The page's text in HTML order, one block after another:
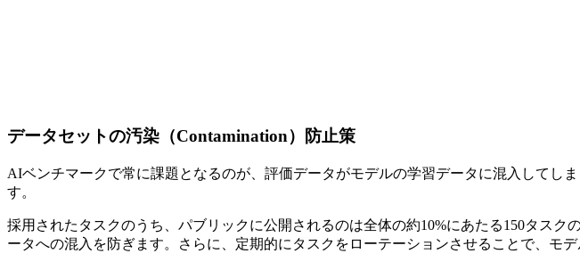
データセットの汚染（Contamination）防止策
AIベンチマークで常に課題となるのが、評価データがモデルの学習データに混入してし
す。
採用されたタスクのうち、パブリックに公開されるのは全体の約10%にあたる150タス
ータへの混入を防ぎます。さらに、定期的にタスクをローテーションさせることで、モ